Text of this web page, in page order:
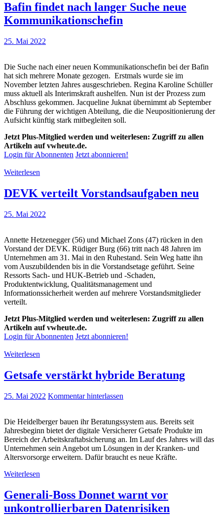
Bafin findet nach langer Suche neue
Kommunikationschefin
25. Mai 2022
Die Suche nach einer neuen Kommunikationschefin bei der Bafin
hat sich mehrere Monate gezogen. Erstmals wurde sie im
November letzten Jahres ausgeschrieben. Regina Karoline Schüller
muss aktuell als Interimskraft aushelfen. Nun ist der Prozess zum
Abschluss gekommen. Jacqueline Juknat übernimmt ab September
die Führung der wichtigen Abteilung, die die Neupositionierung der
Aufsicht künftig stark mitbegleiten soll.
Jetzt Plus-Mitglied werden und weiterlesen: Zugriff zu allen
Artikeln auf vwheute.de.
Login für Abonnenten Jetzt abonnieren!
Weiterlesen
DEVK verteilt Vorstandsaufgaben neu
25. Mai 2022
Annette Hetzenegger (56) und Michael Zons (47) rücken in den
Vorstand der DEVK. Rüdiger Burg (66) tritt nach 48 Jahren im
Unternehmen am 31. Mai in den Ruhestand. Sein Weg hatte ihn
vom Auszubildenden bis in die Vorstandsetage geführt. Seine
Ressorts Sach- und HUK-Betrieb und -Schaden,
Produktentwicklung, Qualitätsmanagement und
Informationssicherheit werden auf mehrere Vorstandsmitglieder
verteilt.
Jetzt Plus-Mitglied werden und weiterlesen: Zugriff zu allen
Artikeln auf vwheute.de.
Login für Abonnenten Jetzt abonnieren!
Weiterlesen
Getsafe verstärkt hybride Beratung
25. Mai 2022 Kommentar hinterlassen
Die Heidelberger bauen ihr Beratungssystem aus. Bereits seit
Jahresbeginn bietet der digitale Versicherer Getsafe Produkte im
Bereich der Arbeitskraftabsicherung an. Im Lauf des Jahres will das
Unternehmen sein Angebot um Lösungen in der Kranken- und
Altersvorsorge erweitern. Dafür braucht es neue Kräfte.
Weiterlesen
Generali-Boss Donnet warnt vor
unkontrollierbaren Datenrisiken